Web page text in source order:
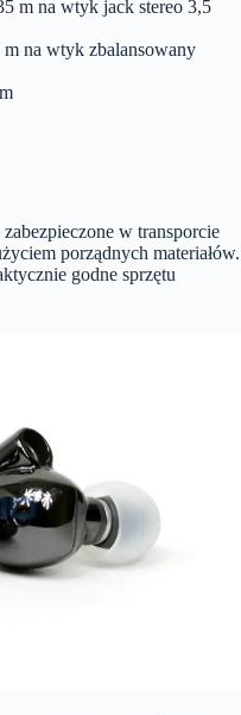
m na wtyk jack stereo 3,5
na wtyk zbalansowany
w transporcie
porządnych materiałów.
godne sprzętu